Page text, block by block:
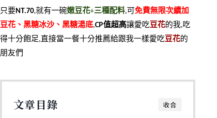
只要NT.70,就有一碗嫩豆花+三種配料,可 免費無限次續加
豆花、黑糖冰沙、黑糖湯底,CP值超高讓愛吃豆花的我,吃
得十分飽足,直接當一餐十分推薦給跟我一樣愛吃豆花的
朋友們
收合
文章目錄